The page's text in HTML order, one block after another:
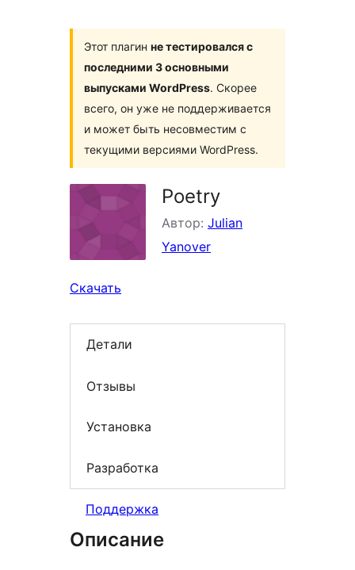
Этот плагин не тестировался с
последними 3 основными
выпусками WordPress. Скорее
всего, он уже не поддерживается
и может быть несовместим с
текущими версиями WordPress.
Poetry
Автор: Julian
Yanover
Скачать
Детали
Отзывы
Установка
Разработка
Поддержка
Описание